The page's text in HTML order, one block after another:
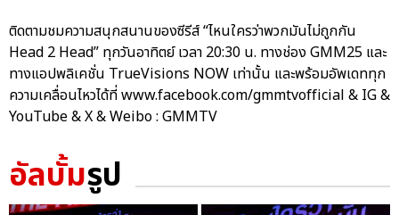
ติดตามชมความสนุกสนานของซีรีส์ “ไหนใครว่าพวกมันไม่ถูกกัน
Head 2 Head” ทุกวันอาทิตย์ เวลา 20:30 น. ทางช่อง GMM25 และ
ทางแอปพลิเคชั่น TrueVisions NOW เท่านั้น และพร้อมอัพเดททุก
ความเคลื่อนไหวได้ที่ www.facebook.com/gmmtvofficial & IG &
YouTube & X & Weibo : GMMTV
อัลบั้มรูป